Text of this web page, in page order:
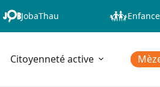
JobaThau
Citoyenneté active